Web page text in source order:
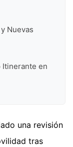
Nuevas
Itinerante en
una revisión
tras